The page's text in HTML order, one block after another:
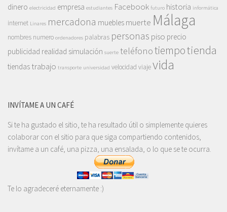
dinero electricidad empresa estudiantes Facebook futuro historia informática
internet Linares mercadona muebles muerte Málaga
nombres numero ordenadores palabras personas piso precio
publicidad realidad simulación suerte teléfonotiempotienda
tiendas trabajo transporte universidad velocidad viajevida
INVÍTAME A UN CAFÉ
Si te ha gustado el sitio, te ha resultado útil o simplemente quieres
colaborar con el sitio para que siga compartiendo contenidos,
invítame a un café, una pizza, una ensalada, o lo que se te ocurra.
Te lo agradeceré eternamente :)